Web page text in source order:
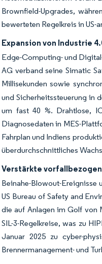
Brownfield-Upgrades,
bewerteten Regelkreis in
Expansion von Industrie
Edge-Computing- und
AG verband seine Simatic
Millisekunden sowie
und Sicherheitssteuerung in
um fast 40 %. Drahtlose,
Diagnosedaten in MES-
Fahrplan und Indiens
überdurchschnittliches
Verstärkte
Beinahe-Blowout-Ereignisse
US Bureau of Safety and
die auf Anlagen im Golf von
SIL-3-Regelkreise, was zu
Januar 2025 zu cyber-
Brennermanagement- und